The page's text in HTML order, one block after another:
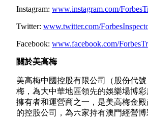
Instagram: www.instagram.com/
Twitter: www.twitter.com/
Facebook: www.facebook.com/
關於美高梅
美高梅中國控股有限公司（股份代號
梅，為大中華地區領先的娛樂場博彩
擁有者和運營商之一，是美高梅金殿
的控股公司，為六家持有澳門經營